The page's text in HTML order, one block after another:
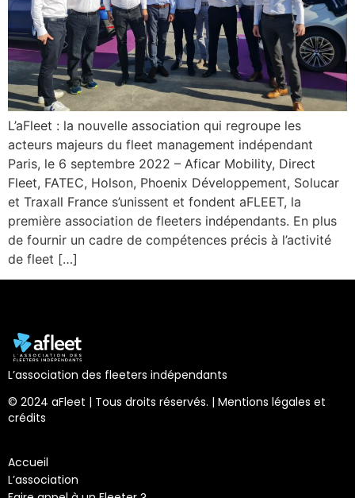
L’aFleet : la nouvelle association qui regroupe les
acteurs majeurs du fleet management indépendant
Paris, le 6 septembre 2022 – Aficar Mobility, Direct
Fleet, FATEC, Holson, Phoenix Développement, Solucar
et Traxall France s’unissent et fondent aFLEET, la
première association de fleeters indépendants. En plus
de fournir un cadre de compétences précis à l’activité
de fleet […]
L’association des fleeters indépendants
© 2024 aFleet | Tous droits réservés. | Mentions légales et
crédits
Accueil
L’association